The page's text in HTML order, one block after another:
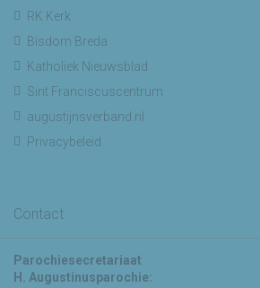
RK Kerk
Bisdom Breda
Katholiek Nieuwsblad
Sint Franciscuscentrum
augustijnsverband.nl
Privacybeleid
Contact
Parochiesecretariaat
H. Augustinusparochie: